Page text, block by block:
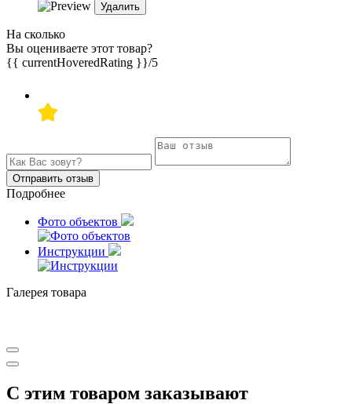
Удалить
На сколько
Вы оцениваете этот товар?
{{ currentHoveredRating }}/5
Отправить отзыв
Подробнее
Фото объектов
Инструкции
Галерея товара
С этим товаром заказывают